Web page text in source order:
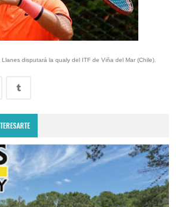
disputará la qualy del ITF de Viña del Mar (Chile).